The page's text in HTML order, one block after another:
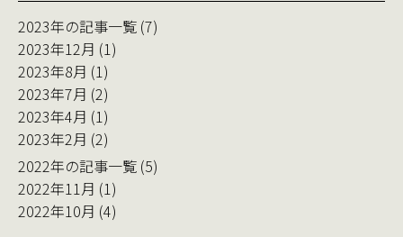
2023年の記事一覧 (7)
2023年12月 (1)
2023年8月 (1)
2023年7月 (2)
2023年4月 (1)
2023年2月 (2)
2022年の記事一覧 (5)
2022年11月 (1)
2022年10月 (4)